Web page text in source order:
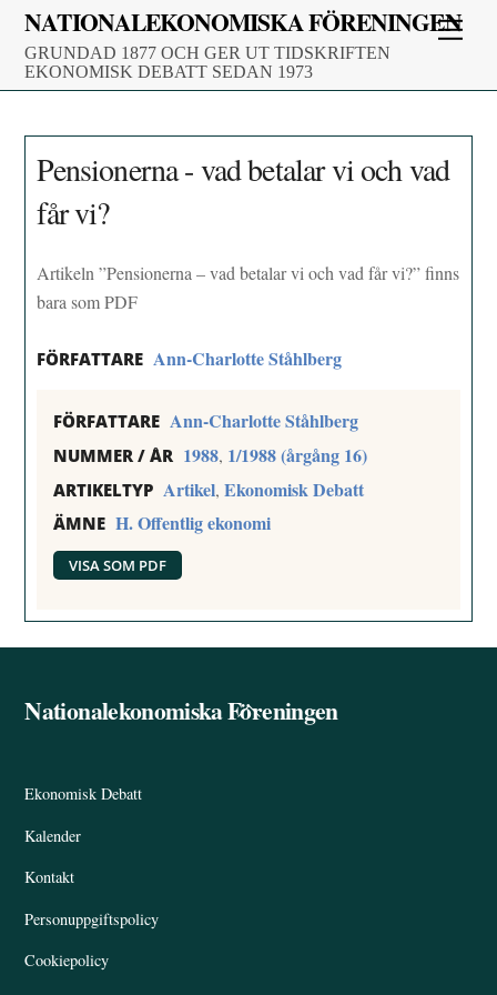
Skip
content
NATIONALEKONOMISKA FÖRENINGEN
GRUNDAD 1877 OCH GER UT TIDSKRIFTEN
EKONOMISK DEBATT SEDAN 1973
Pensionerna - vad betalar vi och vad
får vi?
Artikeln ”Pensionerna – vad betalar vi och vad får vi?” finns
bara som PDF
FÖRFATTARE Ann-Charlotte Ståhlberg
FÖRFATTARE Ann-Charlotte Ståhlberg
NUMMER / ÅR 1988, 1/1988 (årgång 16)
ARTIKELTYP Artikel,Ekonomisk Debatt
ÄMNE H. Offentlig ekonomi
VISA SOM PDF
Back
Nationalekonomiska Föreningen
Ekonomisk Debatt
Kalender
Kontakt
Personuppgiftspolicy
Cookiepolicy